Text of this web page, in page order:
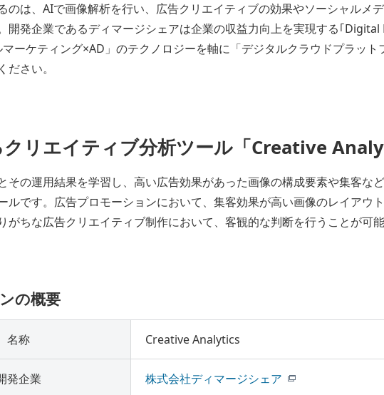
のは、AIで画像解析を行い、広告クリエイティブの効果やソーシャルメ
開発企業であるディマージシェアは企業の収益力向上を実現する｢
ーケティング×AD」のテクノロジーを軸に「デジタルクラウドプラット
さい。
リエイティブ分析ツール「Creative
その運用結果を学習し、高い広告効果があった画像の構成要素や集客な
ルです。広告プロモーションにおいて、集客効果が高い画像のレイアウ
がちな広告クリエイティブ制作において、客観的な判断を行うことが可能
の概要
名称 Creative Analytics
発企業 株式会社ディマージシェア